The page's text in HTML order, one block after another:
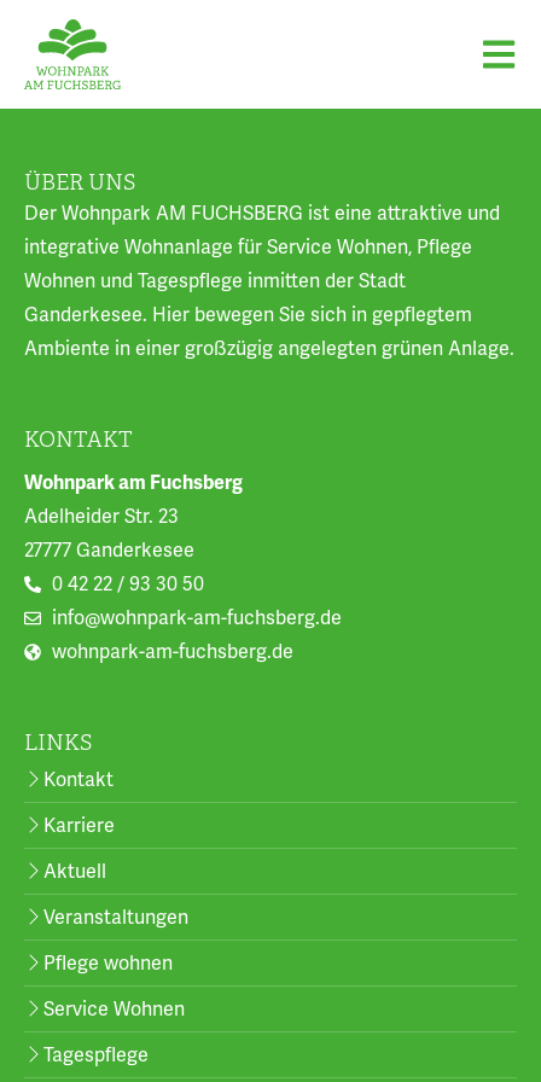
ÜBER UNS
Der Wohnpark AM FUCHSBERG ist eine attraktive und
integrative Wohnanlage für Service Wohnen, Pflege
Wohnen und Tagespflege inmitten der Stadt
Ganderkesee. Hier bewegen Sie sich in gepflegtem
Ambiente in einer großzügig angelegten grünen Anlage.
KONTAKT
Wohnpark am Fuchsberg
Adelheider Str. 23
27777 Ganderkesee
0 42 22 / 93 30 50
info@wohnpark-am-fuchsberg.de
wohnpark-am-fuchsberg.de
LINKS
Kontakt
Karriere
Aktuell
Veranstaltungen
Pflege wohnen
Service Wohnen
Tagespflege